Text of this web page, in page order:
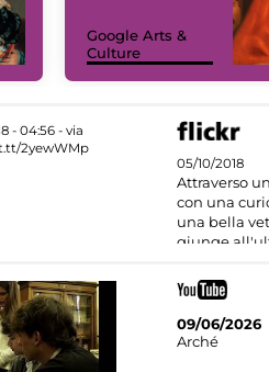
Google Arts &
Culture
05/10/2018
Attraverso
con una
una bella
giunge
09/06/2026
Arché